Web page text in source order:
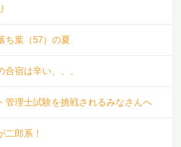
ち葉（57）の夏
合宿は辛い、、、
管理士試験を挑戦されるみなさんへ
二郎系！